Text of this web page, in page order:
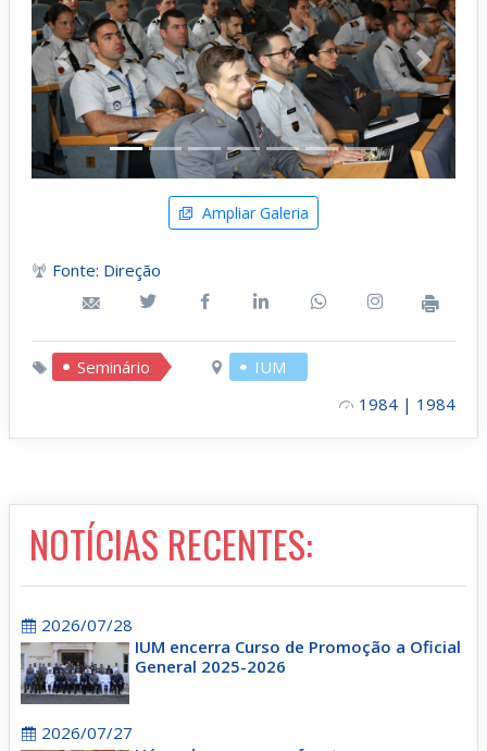
Anterior Próximo
Ampliar Galeria
Fonte: Direção
Seminário
IUM
1984 | 1984
NOTÍCIAS RECENTES:
2026/07/28
IUM encerra Curso de Promoção a Oficial
General 2025-2026
2026/07/27